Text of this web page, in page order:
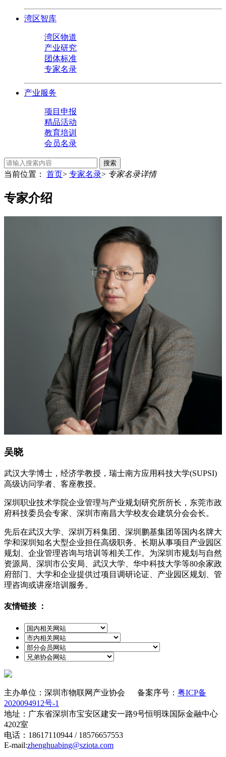
湾区智库
湾区物道
产业研究
团体标准
专家名录
产业服务
项目申报
精品活动
教育培训
会员名录
搜索
当前位置： 首页> 专家名录> 专家名录详情
专家介绍
吴晓
武汉大学博士，经济学教授，瑞士南方应用科技大学(SUPSI)
高级访问学者、客座教授。
深圳职业技术学院企业管理与产业规划研究所所长，东莞市政
府科技委员会专家、深圳市南昌大学校友会建筑分会会长。
先后在武汉大学、深圳万科集团、深圳鹏基集团等国内名牌大
学和深圳知名大型企业担任高级职务。长期从事项目产业园区
规划、企业管理咨询与培训等相关工作。为深圳市规划与自然
资源局、深圳市公安局、武汉大学、华中科技大学等80余家政
府部门、大学和企业提供过项目调研论证、产业园区规划、管
理咨询或讲座培训服务。
友情链接 ：
主办单位：深圳市物联网产业协会 备案序号： 粤ICP备
2020094912号-1
地址：广东省深圳市宝安区建安一路9号恒明珠国际金融中心
4202室
电话：18617110944 / 18576657553
E-mail:zhenghuabing@sziota.com